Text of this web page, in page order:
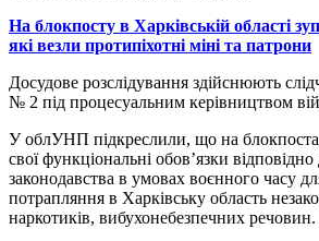
На блокпосту в Харківській області
які везли протипіхотні міні та патрони
Досудове розслідування здійснюють
№ 2 під процесуальним керівництвом
У облУНП підкреслили, що на
свої функціональні обов’язки
законодавства в умовах воєнного часу
потрапляння в Харківську область
наркотиків, вибухонебезпечних речовин.